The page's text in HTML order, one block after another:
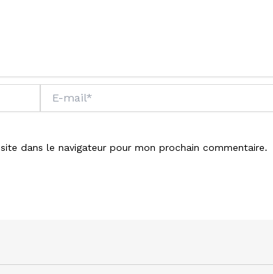
mail*
dans le navigateur pour mon prochain commentaire.